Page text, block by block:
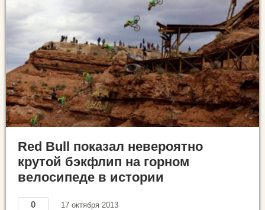
Red Bull показал невероятно
крутой бэкфлип на горном
велосипеде в истории
0 17 октября 2013